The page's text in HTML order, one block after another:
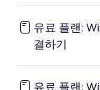
유료 플랜:
결하기
유료 플랜: